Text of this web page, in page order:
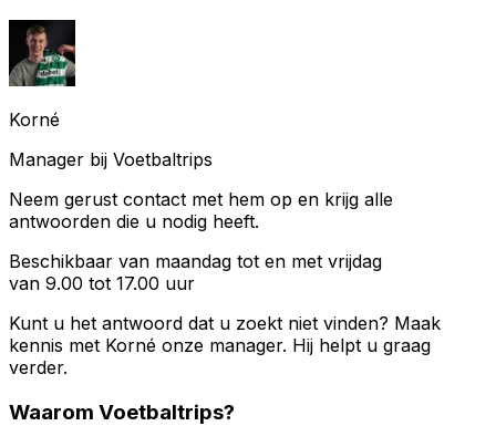
Korné
Manager bij Voetbaltrips
Neem gerust contact met hem op en krijg alle
antwoorden die u nodig heeft.
Beschikbaar van maandag tot en met vrijdag
van 9.00 tot 17.00 uur
Kunt u het antwoord dat u zoekt niet vinden? Maak
kennis met Korné onze manager. Hij helpt u graag
verder.
Waarom Voetbaltrips?